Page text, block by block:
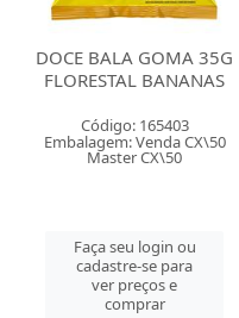
DOCE BALA GOMA 35G
FLORESTAL BANANAS
Código: 165403
Embalagem: Venda CX\50
Master CX\50
Faça seu login ou
cadastre-se para
ver preços e
comprar